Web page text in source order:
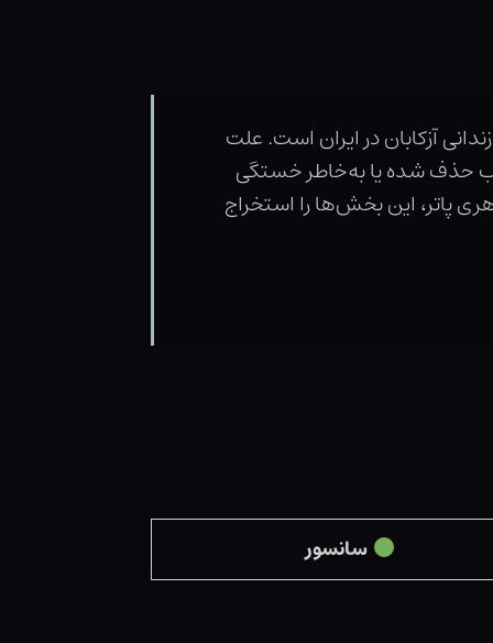
آزکابان در ایران است. علت
حذف شده یا به‌خاطر خستگی
پاتر، این بخش‌ها را استخراج
سانسور